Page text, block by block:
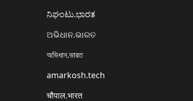
ನಿಘಂಟು.ಭಾರತ
ଅଭିଧାନ.ଭାରତ
অভিধান.ভারত
amarkosh.tech
चौपाल.भारत